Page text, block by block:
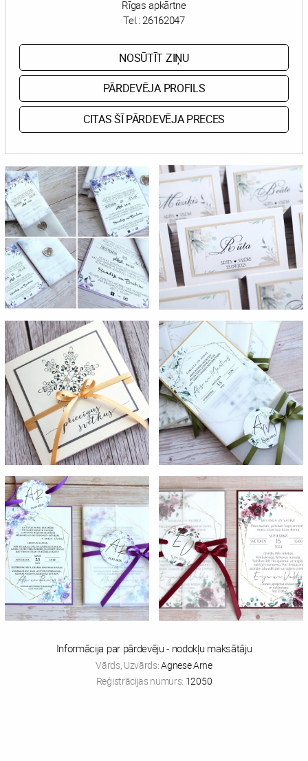
Rīgas apkārtne
Tel.:26162047
NOSŪTĪT ZIŅU
PĀRDEVĒJA PROFILS
CITAS ŠĪ PĀRDEVĒJA PRECES
Informācija par pārdevēju - nodokļu maksātāju
Vārds, Uzvārds:Agnese Arne
Reģistrācijas numurs: 12050